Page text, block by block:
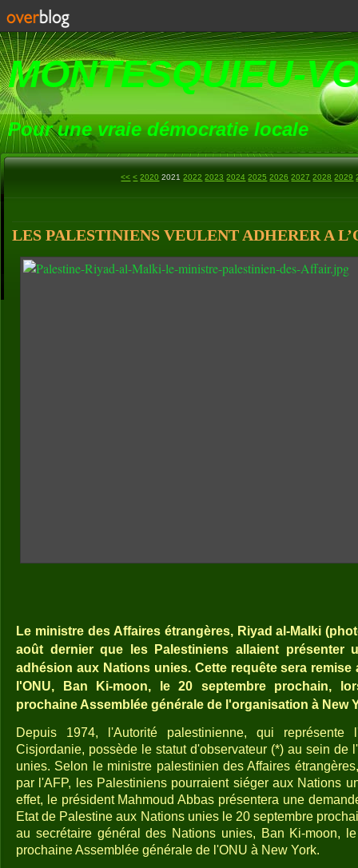
MONTESQUIEU-
Pour une vraie démocratie locale
<< < 2000
2010
2020 2021 2022 2023 2024 2025 2026 2027 2028 2029
LES PALESTINIENS VEULENT ADHERER A
Le ministre des Affaires étrangères, Riyad al-Malki
août dernier que les Palestiniens allaient présenter
adhésion aux Nations unies. Cette requête sera remise
l'ONU, Ban Ki-moon, le 20 septembre prochain,
prochaine Assemblée générale de l'organisation à New
Depuis 1974, l'Autorité palestinienne, qui représente
Cisjordanie, possède le statut d'observateur (*) au sein de
unies. Selon le ministre palestinien des Affaires
par l'AFP, les Palestiniens pourraient siéger aux Nations
effet, le président Mahmoud Abbas présentera une
Etat de Palestine aux Nations unies le 20 septembre
au secrétaire général des Nations unies, Ban Ki-moon,
prochaine Assemblée générale de l'ONU à New York.